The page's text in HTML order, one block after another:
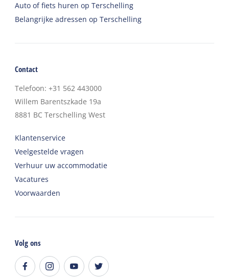
Auto of fiets huren op Terschelling
Belangrijke adressen op Terschelling
Contact
Telefoon: +31 562 443000
Willem Barentszkade 19a
8881 BC Terschelling West
Klantenservice
Veelgestelde vragen
Verhuur uw accommodatie
Vacatures
Voorwaarden
Volg ons